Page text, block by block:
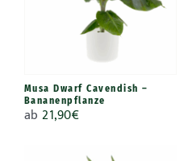
Musa Dwarf Cavendish –
Bananenpflanze
ab21,90€